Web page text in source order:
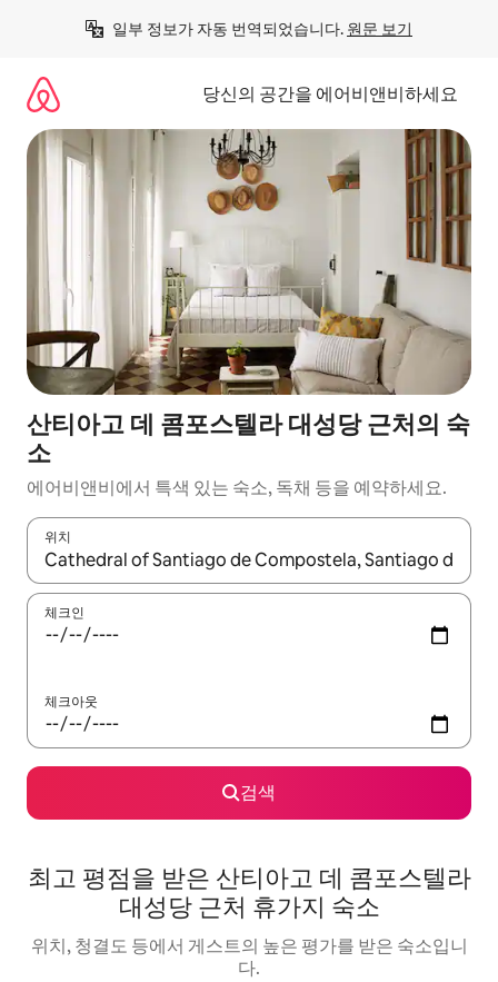
일부 정보가 자동 번역되었습니다. 원문 보기
당신의 공간을 에어비앤비하세요
산티아고 데 콤포스텔라 대성당 근처의 숙
소
에어비앤비에서 특색 있는 숙소, 독채 등을 예약하세요.
위치
결과가 나오면 위·아래 화살표 키를 사용하거나 터치 또는 스와이
체크인
체크아웃
검색
최고 평점을 받은 산티아고 데 콤포스텔라
대성당 근처 휴가지 숙소
위치, 청결도 등에서 게스트의 높은 평가를 받은 숙소입니
다.